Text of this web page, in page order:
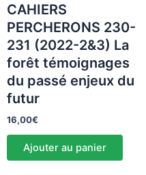
CAHIERS
PERCHERONS 230-
231 (2022-2&3) La
forêt témoignages
du passé enjeux du
futur
16,00€
Ajouter au panier